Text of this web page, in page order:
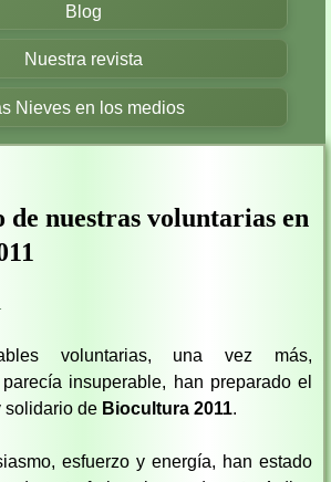
Blog
Nuestra revista
Nieves en los medios
nuestras voluntarias en
voluntarias, una vez más,
insuperable, han preparado el
solidario de Biocultura 2011.
esfuerzo y energía, han estado